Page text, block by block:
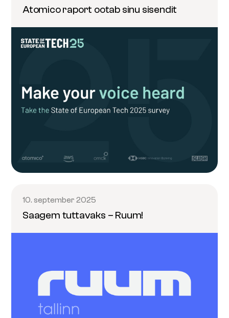
Atomico raport ootab sinu sisendit
10. september 2025
Saagem tuttavaks – Ruum!